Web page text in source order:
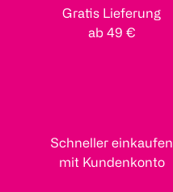
Gratis Lieferung
ab 49 €
Schneller einkaufen
mit Kundenkonto